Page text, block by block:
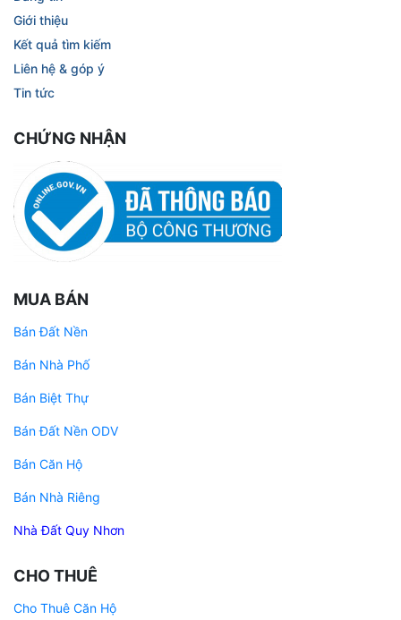
Giới thiệu
Kết quả tìm kiếm
Liên hệ & góp ý
Tin tức
CHỨNG NHẬN
MUA BÁN
Bán Đất Nền
Bán Nhà Phố
Bán Biệt Thự
Bán Đất Nền ODV
Bán Căn Hộ
Bán Nhà Riêng
Nhà Đất Quy Nhơn
CHO THUÊ
Cho Thuê Căn Hộ